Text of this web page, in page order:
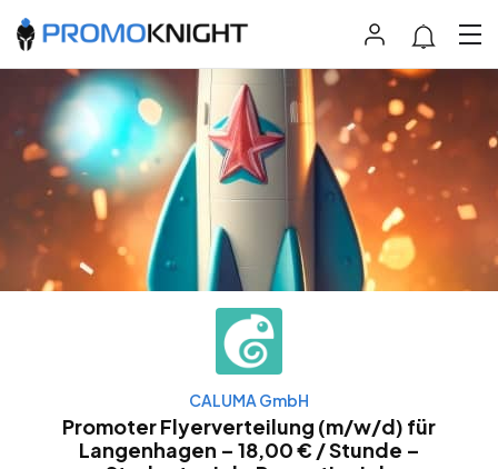
CALUMA GmbH
Promoter Flyerverteilung (m/w/d) für
Langenhagen – 18,00 € / Stunde –